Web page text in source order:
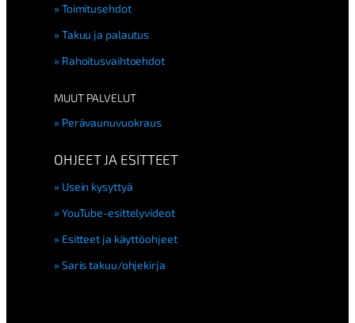
Toimitusehdot
Takuu ja palautus
Rahoitusvaihtoehdot
MUUT PALVELUT
Perävaunuvuokraus
OHJEET JA ESITTEET
Usein kysyttyä
YouTube-esittelyvideot
Esitteet ja käyttöohjeet
Saris takuu/ohjekirja